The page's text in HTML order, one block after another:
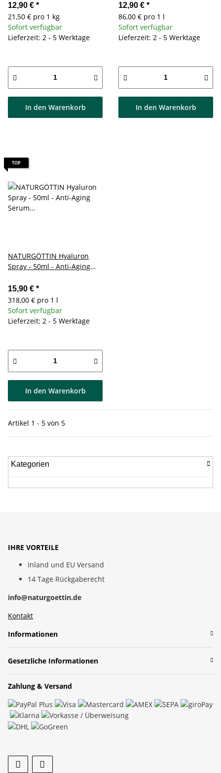
12,90 € *
21,50 € pro 1 kg
Sofort verfügbar
Lieferzeit: 2 - 5 Werktage
In den Warenkorb
12,90 € *
86,00 € pro 1 l
Sofort verfügbar
Lieferzeit: 2 - 5 Werktage
In den Warenkorb
TOP
NATURGÖTTIN Hyaluron
Spray - 50ml - Anti-Aging
15,90 € *
318,00 € pro 1 l
Sofort verfügbar
Lieferzeit: 2 - 5 Werktage
In den Warenkorb
Artikel 1 - 5 von 5
Kategorien
IHRE VORTEILE
Inland und EU Versand
14 Tage Rückgaberecht
info@naturgoettin.de
Kontakt
Informationen
Gesetzliche Informationen
Zahlung & Versand